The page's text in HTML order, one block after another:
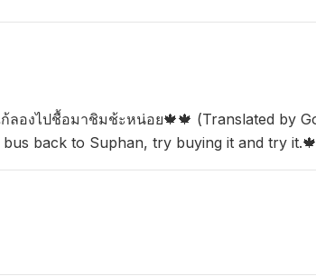
องไปชื้อมาชิมช้ะหน่อย🍁🍁 (Translated by
back to Suphan, try buying it and try